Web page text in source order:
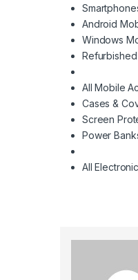
Android
Windows
All Mobile
Cases &
Screen
Power
All